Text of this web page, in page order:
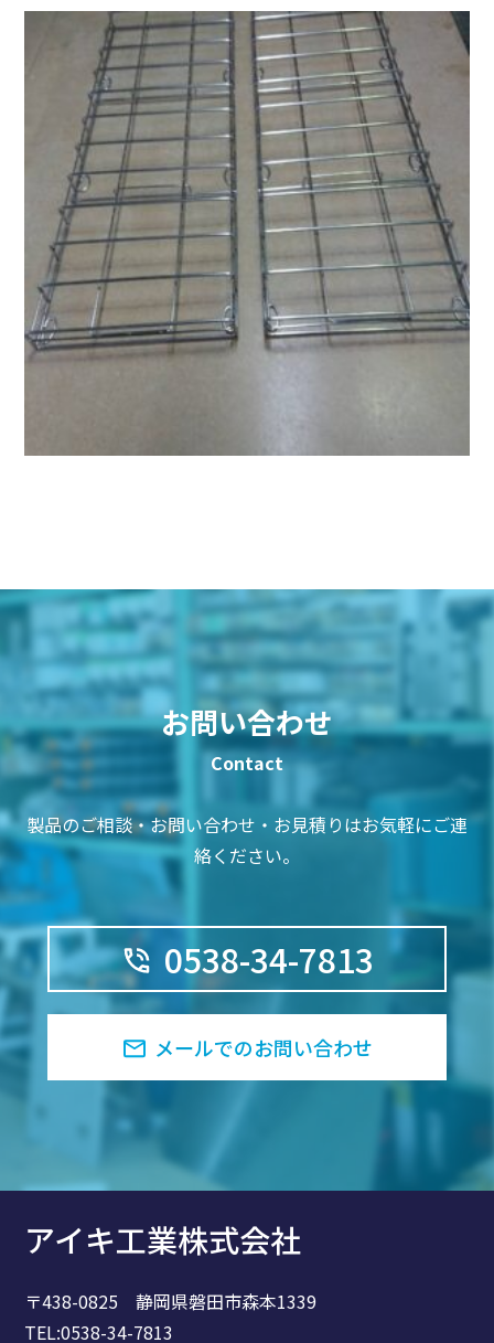
お問い合わせ
製品のご相談・お問い合わせ・お見積りはお気軽にご連
絡ください。
0538-34-7813
メールでのお問い合わせ
アイキ工業株式会社
〒438-0825 静岡県磐田市森本1339
TEL:0538-34-7813